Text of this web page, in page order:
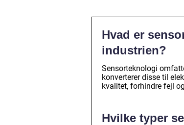
Hvad er
industrien?
Sensorteknologi
konverterer disse til
kvalitet, forhindre fejl
Hvilke typer